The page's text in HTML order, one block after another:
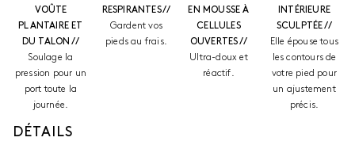
VOÛTE
PLANTAIRE ET
DU TALON //
Soulage la
pression pour un
port toute la
journée.
RESPIRANTES //
Gardent vos
pieds au frais.
EN MOUSSE À
CELLULES
OUVERTES //
Ultra-doux et
réactif.
INTÉRIEURE
SCULPTÉE //
Elle épouse tous
les contours de
votre pied pour
un ajustement
précis.
DÉTAILS